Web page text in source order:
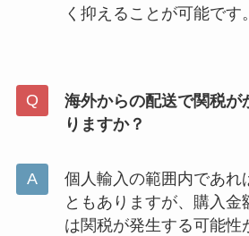
く抑えることが可能です。
海外からの配送で関税が
りますか？
個人輸入の範囲内であれ
ともありますが、購入金
は関税が発生する可能性